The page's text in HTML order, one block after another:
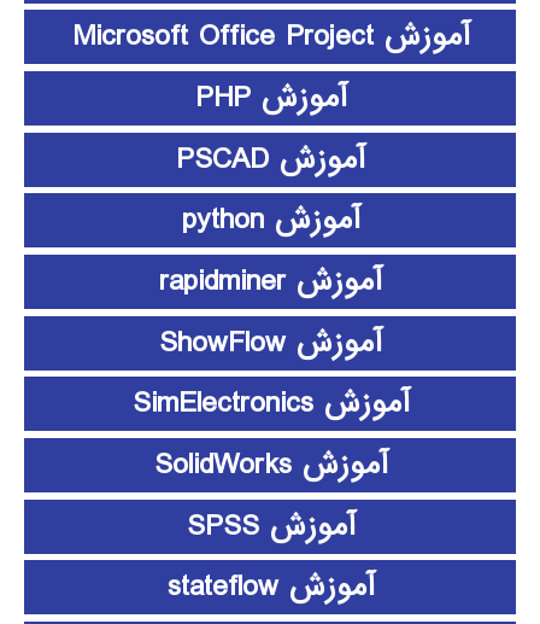
آموزش Microsoft Office Project
آموزش PHP
آموزش PSCAD
آموزش python
آموزش rapidminer
آموزش ShowFlow
آموزش SimElectronics
آموزش SolidWorks
آموزش SPSS
آموزش stateflow